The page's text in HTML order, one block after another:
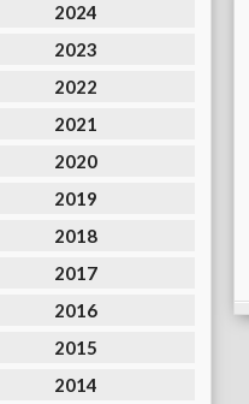
2024
2023
2022
2021
2020
2019
2018
2017
2016
2015
2014